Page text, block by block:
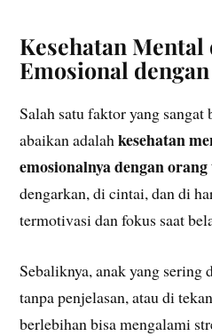
Kesehatan
Emosional
Salah satu faktor yang
abaikan adalahkesehatan
emosionalnya dengan
dengarkan, di cintai, dan di
termotivasi dan fokus saat
Sebaliknya, anak yang
tanpa penjelasan, atau di
berlebihan bisa mengalami